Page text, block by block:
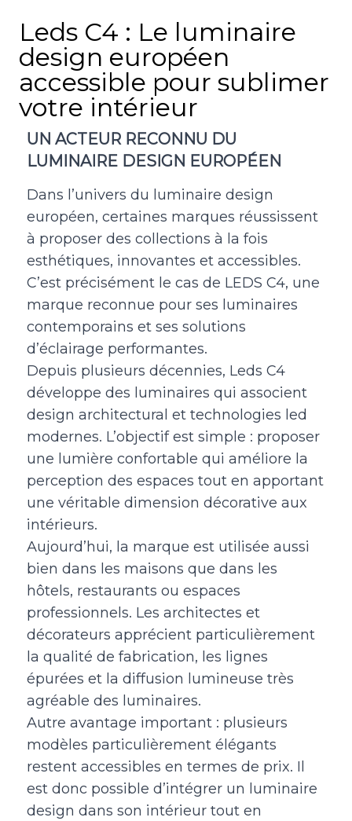
Leds C4 : Le luminaire
design européen
accessible pour sublimer
votre intérieur
UN ACTEUR RECONNU DU
LUMINAIRE DESIGN EUROPÉEN
Dans l’univers du luminaire design
européen, certaines marques réussissent
à proposer des collections à la fois
esthétiques, innovantes et accessibles.
C’est précisément le cas de LEDS C4, une
marque reconnue pour ses luminaires
contemporains et ses solutions
d’éclairage performantes.
Depuis plusieurs décennies, Leds C4
développe des luminaires qui associent
design architectural et technologies led
modernes. L’objectif est simple : proposer
une lumière confortable qui améliore la
perception des espaces tout en apportant
une véritable dimension décorative aux
intérieurs.
Aujourd’hui, la marque est utilisée aussi
bien dans les maisons que dans les
hôtels, restaurants ou espaces
professionnels. Les architectes et
décorateurs apprécient particulièrement
la qualité de fabrication, les lignes
épurées et la diffusion lumineuse très
agréable des luminaires.
Autre avantage important : plusieurs
modèles particulièrement élégants
restent accessibles en termes de prix. Il
est donc possible d’intégrer un luminaire
design dans son intérieur tout en